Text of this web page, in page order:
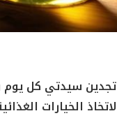
تجدين سيدتي كل يوم
لاتخاذ الخيارات